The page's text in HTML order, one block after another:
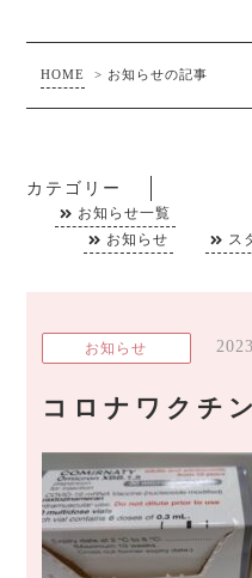
HOME > お知らせの記事
カテゴリー
お知らせ一覧
お知らせ
ス
お知らせ
コロナワクチ